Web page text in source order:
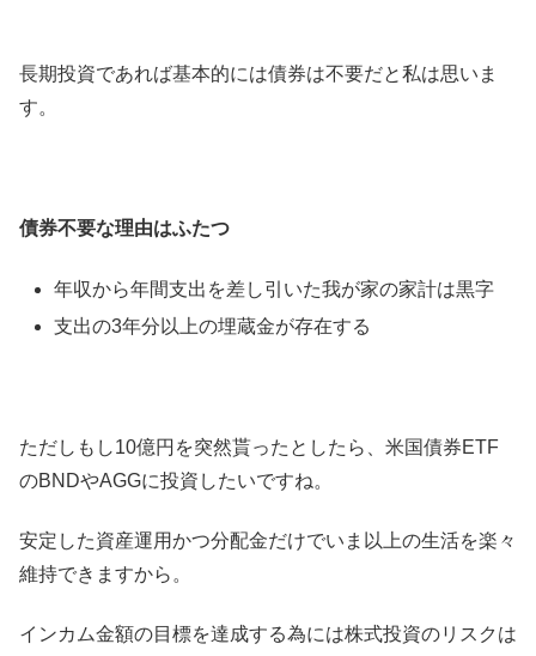
長期投資であれば基本的には債券は不要だと私は思いま
す。
債券不要な理由はふたつ
年収から年間支出を差し引いた我が家の家計は黒字
支出の3年分以上の埋蔵金が存在する
ただしもし10億円を突然貰ったとしたら、米国債券ETF
のBNDやAGGに投資したいですね。
安定した資産運用かつ分配金だけでいま以上の生活を楽々
維持できますから。
インカム金額の目標を達成する為には株式投資のリスクは